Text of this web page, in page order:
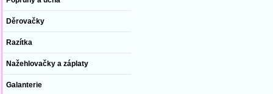
Děrovačky
Razítka
Nažehlovačky a záplaty
Galanterie